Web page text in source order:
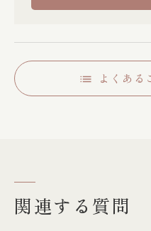
よくある
関連する質問